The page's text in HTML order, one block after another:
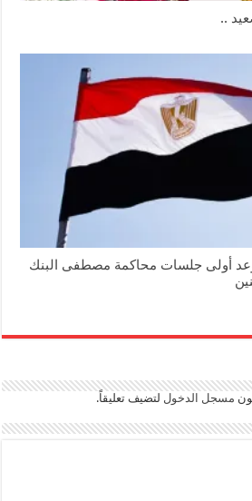
..
أولى جلسات محاكمة مصطفى البنك
مسجل الدخوللتضيف تعليقاً.